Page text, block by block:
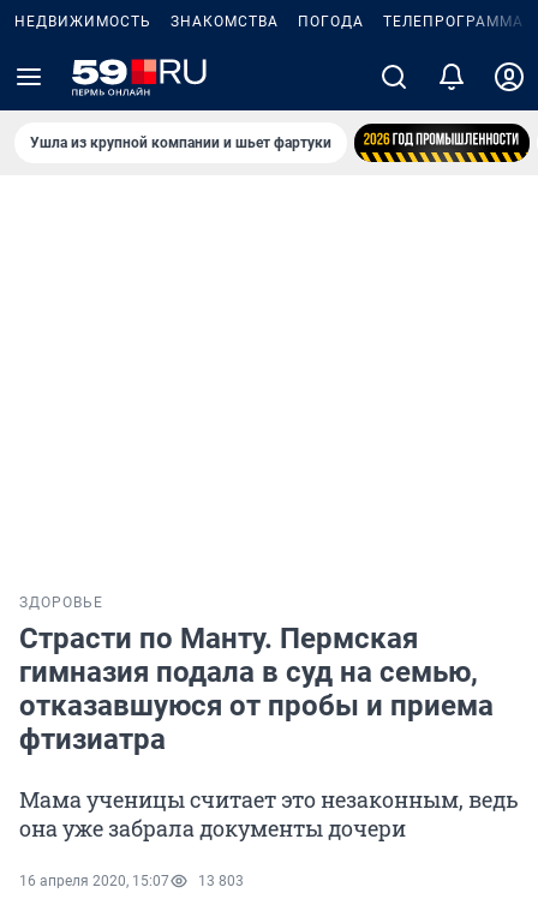
НЕДВИЖИМОСТЬ ЗНАКОМСТВА ПОГОДА ТЕЛЕПРОГРАММА
Ушла из крупной компании и шьет фартуки
ЗДОРОВЬЕ
Страсти по Манту. Пермская
гимназия подала в суд на семью,
отказавшуюся от пробы и приема
фтизиатра
Мама ученицы считает это незаконным, ведь
она уже забрала документы дочери
16 апреля 2020, 15:07 13 803